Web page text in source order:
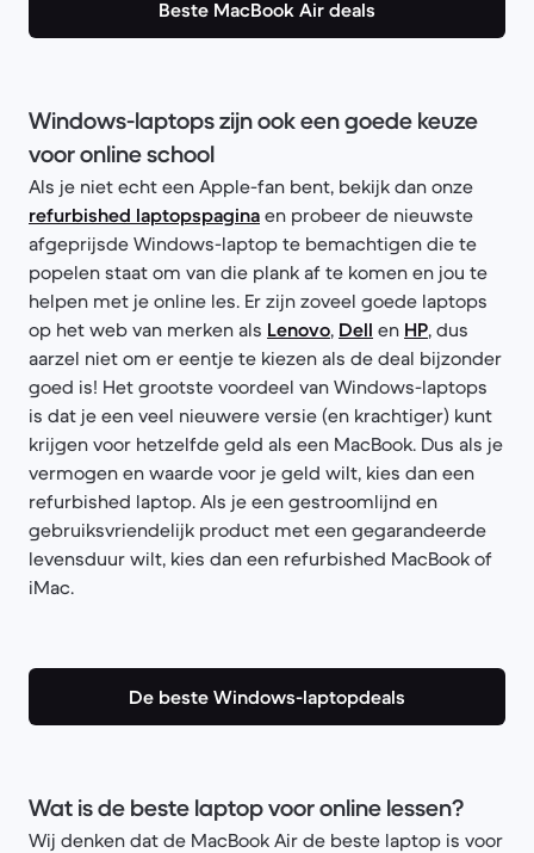
Beste MacBook Air deals
Windows-laptops zijn ook een goede keuze
voor online school
Als je niet echt een Apple-fan bent, bekijk dan onze
refurbished laptopspagina en probeer de nieuwste
afgeprijsde Windows-laptop te bemachtigen die te
popelen staat om van die plank af te komen en jou te
helpen met je online les. Er zijn zoveel goede laptops
op het web van merken als Lenovo, Dell en HP, dus
aarzel niet om er eentje te kiezen als de deal bijzonder
goed is! Het grootste voordeel van Windows-laptops
is dat je een veel nieuwere versie (en krachtiger) kunt
krijgen voor hetzelfde geld als een MacBook. Dus als je
vermogen en waarde voor je geld wilt, kies dan een
refurbished laptop. Als je een gestroomlijnd en
gebruiksvriendelijk product met een gegarandeerde
levensduur wilt, kies dan een refurbished MacBook of
iMac.
De beste Windows-laptopdeals
Wat is de beste laptop voor online lessen?
Wij denken dat de MacBook Air de beste laptop is voor